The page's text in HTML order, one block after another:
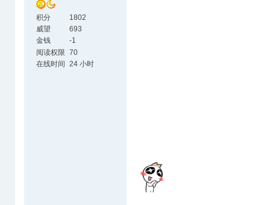
积分
1802
威望
693
金钱
-1
阅读权限 70
在线时间 24 小时